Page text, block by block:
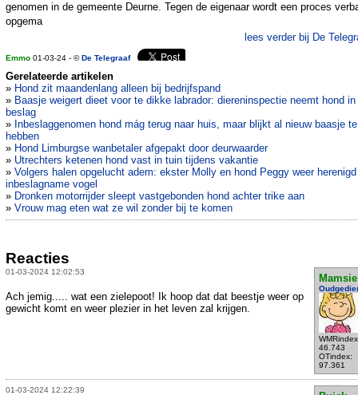
genomen in de gemeente Deurne. Tegen de eigenaar wordt een proces
opgema
lees verder bij De
Emmo 01-03-24 - ©De Telegraaf
Gerelateerde artikelen
» Hond zit maandenlang alleen bij bedrijfspand
» Baasje weigert dieet voor te dikke labrador: diereninspectie neemt hond in
beslag
» Inbeslaggenomen hond mág terug naar huis, maar blijkt al nieuw baasje te
hebben
» Hond Limburgse wanbetaler afgepakt door deurwaarder
» Utrechters ketenen hond vast in tuin tijdens vakantie
» Volgers halen opgelucht adem: ekster Molly en hond Peggy weer
inbeslagname vogel
» Dronken motorrijder sleept vastgebonden hond achter trike aan
» Vrouw mag eten wat ze wil zonder bij te komen
Reacties
01-03-2024 12:02:53
Mamsie
46.743
OTindex:
97.361
Ach jemig..... wat een zielepoot! Ik hoop dat dat beestje weer op
gewicht komt en weer plezier in het leven zal krijgen.
01-03-2024 12:22:39